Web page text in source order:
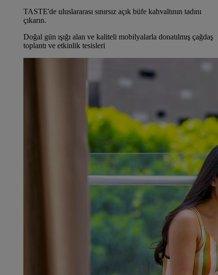
TASTE'de uluslararası sınırsız açık büfe kahvaltının tadını
çıkarın.
Doğal gün ışığı alan ve kaliteli mobilyalarla donatılmış çağdaş
toplantı ve etkinlik tesisleri